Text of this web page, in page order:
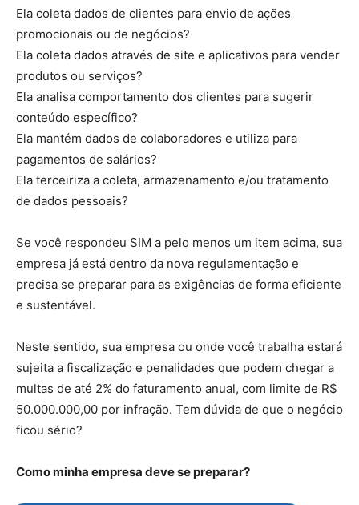
Ela coleta dados de clientes para envio de ações
promocionais ou de negócios?
Ela coleta dados através de site e aplicativos para vender
produtos ou serviços?
Ela analisa comportamento dos clientes para sugerir
conteúdo específico?
Ela mantém dados de colaboradores e utiliza para
pagamentos de salários?
Ela terceiriza a coleta, armazenamento e/ou tratamento
de dados pessoais?
Se você respondeu SIM a pelo menos um item acima, sua
empresa já está dentro da nova regulamentação e
precisa se preparar para as exigências de forma eficiente
e sustentável.
Neste sentido, sua empresa ou onde você trabalha estará
sujeita a fiscalização e penalidades que podem chegar a
multas de até 2% do faturamento anual, com limite de R$
50.000.000,00 por infração. Tem dúvida de que o negócio
ficou sério?
Como minha empresa deve se preparar?